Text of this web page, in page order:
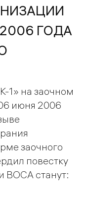
ГОДА
1» на заочном
июня 2006
заочного
повестку
ВОСА станут: